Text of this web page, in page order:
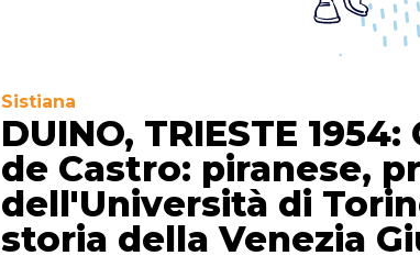
Sistiana
DUINO, TRIESTE
de Castro: piranese,
dell'Università di
storia della Venezia